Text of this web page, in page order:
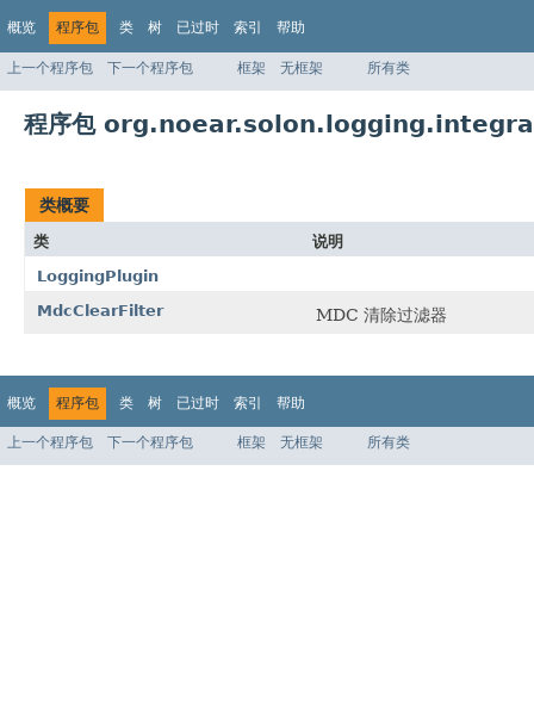
概览 程序包 类 树 已过时 索引 帮助
上一个程序包 下一个程序包 框架 无框架 所有类
程序包
类概要
类
说明
LoggingPlugin
MdcClearFilter
MDC 清除过滤器
概览 程序包 类 树 已过时 索引 帮助
上一个程序包 下一个程序包 框架 无框架 所有类